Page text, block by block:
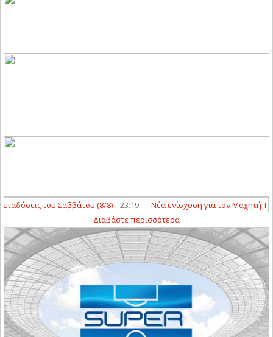
του Σαββάτου (8/8) 23:19 -
Νέα ενίσχυση για τον Μαχητή
Διαβάστε περισσότερα